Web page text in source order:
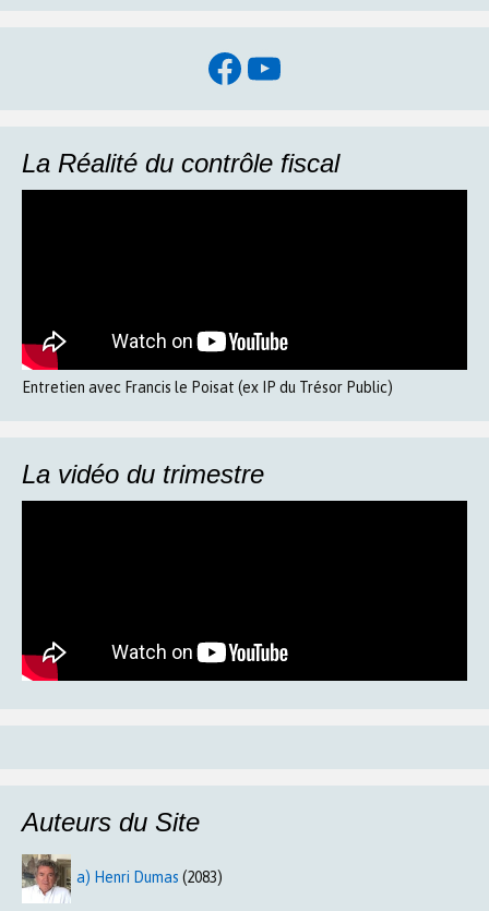
Facebook
YouTube
La Réalité du contrôle fiscal
Entretien avec Francis le Poisat (ex IP du Trésor Public)
La vidéo du trimestre
Auteurs du Site
a) Henri Dumas (2083)